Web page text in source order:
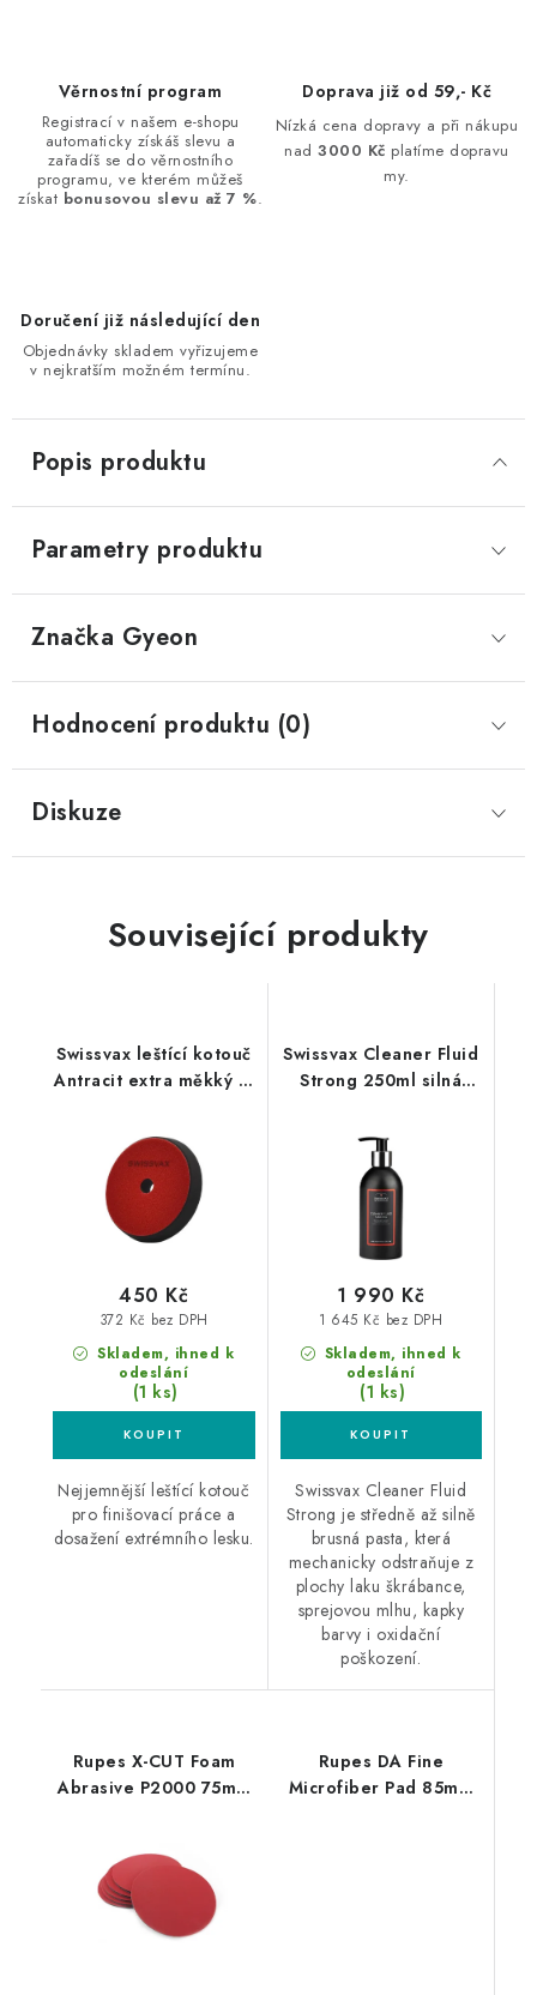
Věrnostní program
Registrací v našem e-shopu
automaticky získáš slevu a
zařadíš se do věrnostního
programu, ve kterém můžeš
získat bonusovou slevu až 7 %.
Doprava již od 59,- Kč
Nízká cena dopravy a při nákupu
nad3000 Kč platíme dopravu
my.
Doručení již následující den
Objednávky skladem vyřizujeme
v nejkratším možném termínu.
Popis produktu
Parametry produktu
Značka Gyeon
Hodnocení produktu (0)
Diskuze
Související produkty
Swissvax leštící kotouč
Antracit extra měkký M
Skladem, ihned k
odeslání
(1 ks)
372 Kč bez DPH
450 Kč
Nejjemnější leštící kotouč
pro finišovací práce a
dosažení extrémního lesku.
Swissvax Cleaner Fluid
Strong 250ml silná
Skladem, ihned k
odeslání
(1 ks)
1 645 Kč bez DPH
1 990 Kč
Swissvax Cleaner Fluid
Strong je středně až silně
brusná pasta, která
mechanicky odstraňuje z
plochy laku škrábance,
sprejovou mlhu, kapky
barvy i oxidační
poškození.
Rupes X-CUT Foam
Abrasive P2000 75mm
Rupes DA Fine
Microfiber Pad 85mm